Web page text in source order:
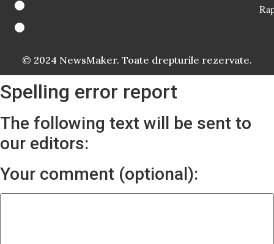
© 2024 NewsMaker. Toate drepturile rezervate.
Spelling error report
The following text will be sent to
our editors:
Your comment (optional):